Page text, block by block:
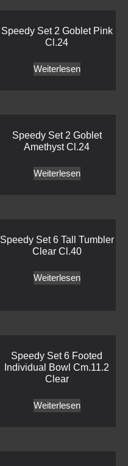
Speedy Set 2 Goblet Pink
Cl.24
Weiterlesen
Speedy Set 2 Goblet
Amethyst Cl.24
Weiterlesen
Speedy Set 6 Tall Tumbler
Clear Cl.40
Weiterlesen
Speedy Set 6 Footed
Individual Bowl Cm.11.2
Clear
Weiterlesen